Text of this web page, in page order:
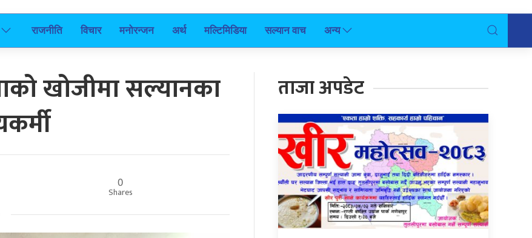
राजनीति विचार मनोरन्जन अर्थ मल्टिमिडिया सल्यान वाच अन्य
खोजीमा सल्यानका
0
Shares
ताजा अपडेट